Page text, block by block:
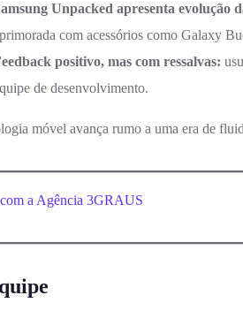
Unpacked apresenta evolução
com acessórios como Galaxy
positivo, mas com ressalvas:
de desenvolvimento.
móvel avança rumo a uma era de
a Agência 3GRAUS